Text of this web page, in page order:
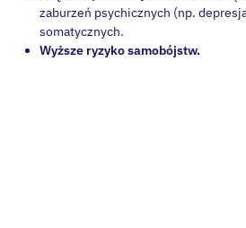
somatycznych.
Wyższe ryzyko samobójstw.